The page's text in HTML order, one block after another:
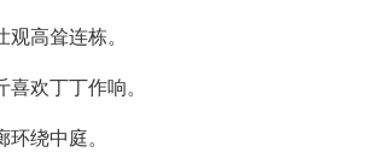
高耸连栋。
欢丁丁作响。
绕中庭。